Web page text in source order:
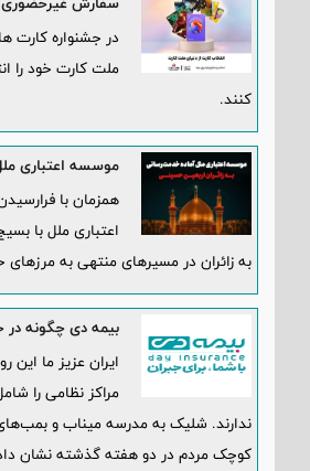
در جشنواره کارت
ملت کارت خود را
کنند.
موسسه اعتباری
همزمان با
اعتباری ملل با
به زائران در مسیرهای منتهی به مرزهای
بیمه دی چگونه
ایران عزیز ما
مراکز نظامی را
ندارند. شلیک به مدرسه میناب و
کوچک مردم در دو هفته گذشته نشان